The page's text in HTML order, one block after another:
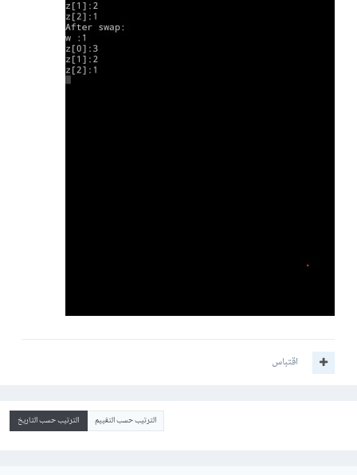
writeln(z[0]);
writeln(z[2]);
By value By reference By name
اقتباس
الترتيب حسب التقييم الترتيب حسب التاريخ